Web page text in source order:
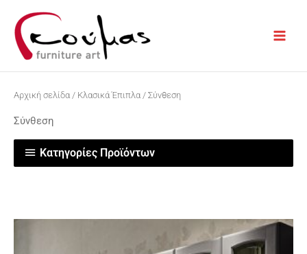
στο
περιεχόμενο
Αρχική σελίδα / Κλασικά Έπιπλα / Σύνθεση
Σύνθεση
Κατηγορίες Προϊόντων